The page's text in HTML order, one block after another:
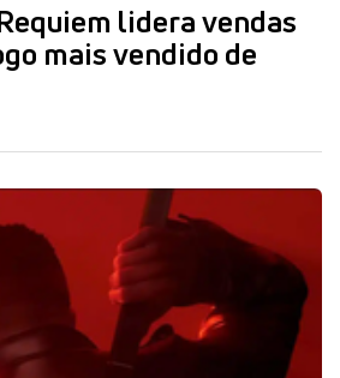
lidera vendas
mais vendido de